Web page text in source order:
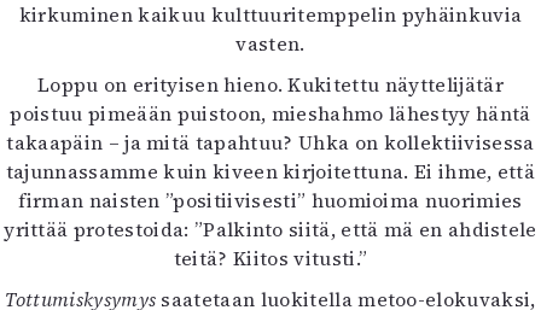
kirkuminen kaikuu kulttuuritemppelin pyhäinkuvia
vasten.
Loppu on erityisen hieno. Kukitettu näyttelijätär
poistuu pimeään puistoon, mieshahmo lähestyy häntä
takaapäin – ja mitä tapahtuu? Uhka on kollektiivisessa
tajunnassamme kuin kiveen kirjoitettuna. Ei ihme, että
firman naisten ”positiivisesti” huomioima nuorimies
yrittää protestoida: ”Palkinto siitä, että mä en ahdistele
teitä? Kiitos vitusti.”
Tottumiskysymys saatetaan luokitella metoo-elokuvaksi,